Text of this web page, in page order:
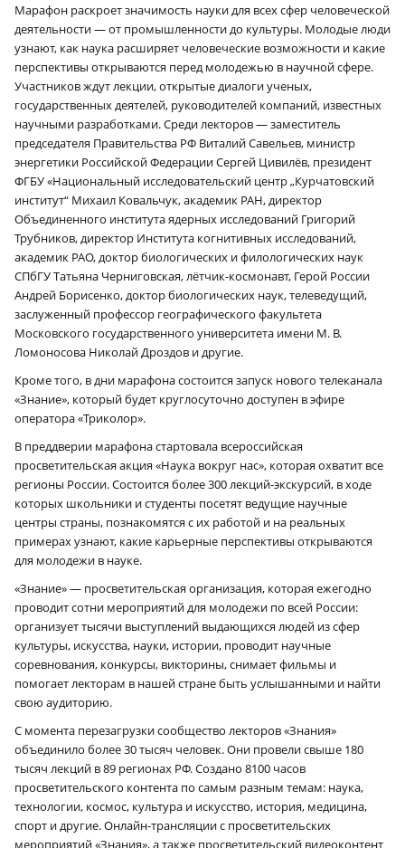
Марафон раскроет значимость науки для всех сфер человеческой
деятельности — от промышленности до культуры. Молодые люди
узнают, как наука расширяет человеческие возможности и какие
перспективы открываются перед молодежью в научной сфере.
Участников ждут лекции, открытые диалоги ученых,
государственных деятелей, руководителей компаний, известных
научными разработками. Среди лекторов — заместитель
председателя Правительства РФ Виталий Савельев, министр
энергетики Российской Федерации Сергей Цивилёв, президент
ФГБУ «Национальный исследовательский центр „Курчатовский
институт“ Михаил Ковальчук, академик РАН, директор
Объединенного института ядерных исследований Григорий
Трубников, директор Института когнитивных исследований,
академик РАО, доктор биологических и филологических наук
СПбГУ Татьяна Черниговская, лётчик-космонавт, Герой России
Андрей Борисенко, доктор биологических наук, телеведущий,
заслуженный профессор географического факультета
Московского государственного университета имени М. В.
Ломоносова Николай Дроздов и другие.
Кроме того, в дни марафона состоится запуск нового телеканала
«Знание», который будет круглосуточно доступен в эфире
оператора «Триколор».
В преддверии марафона стартовала всероссийская
просветительская акция «Наука вокруг нас», которая охватит все
регионы России. Состоится более 300 лекций-экскурсий, в ходе
которых школьники и студенты посетят ведущие научные
центры страны, познакомятся с их работой и на реальных
примерах узнают, какие карьерные перспективы открываются
для молодежи в науке.
«Знание» — просветительская организация, которая ежегодно
проводит сотни мероприятий для молодежи по всей России:
организует тысячи выступлений выдающихся людей из сфер
культуры, искусства, науки, истории, проводит научные
соревнования, конкурсы, викторины, снимает фильмы и
помогает лекторам в нашей стране быть услышанными и найти
свою аудиторию.
С момента перезагрузки сообщество лекторов «Знания»
объединило более 30 тысяч человек. Они провели свыше 180
тысяч лекций в 89 регионах РФ. Создано 8100 часов
просветительского контента по самым разным темам: наука,
технологии, космос, культура и искусство, история, медицина,
спорт и другие. Онлайн-трансляции с просветительских
мероприятий «Знания», а также просветительский видеоконтент